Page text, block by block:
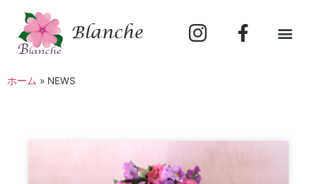
Blanche
ホーム » NEWS